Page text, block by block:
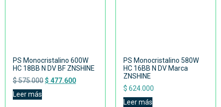
PS Monocristalino 600W
HC 18BB N DV BF ZNSHINE
$575.000$ 477.600
Leer más
PS Monocristalino 580W
HC 16BB N DV Marca
ZNSHINE
$ 624.000
Leer más